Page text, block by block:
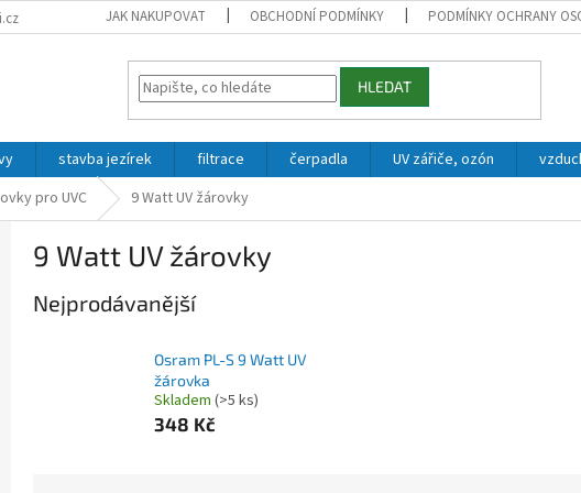
JAK NAKUPOVAT OBCHODNÍ PODMÍNKY PODMÍNKY OCHRANY
HLEDAT
stavba jezírek filtrace čerpadla UV zářiče, ozón
pro UVC 9 Watt UV žárovky
9 Watt UV žárovky
Nejprodávanější
Osram PL-S 9 Watt UV
žárovka
Skladem (>5 ks)
348 Kč